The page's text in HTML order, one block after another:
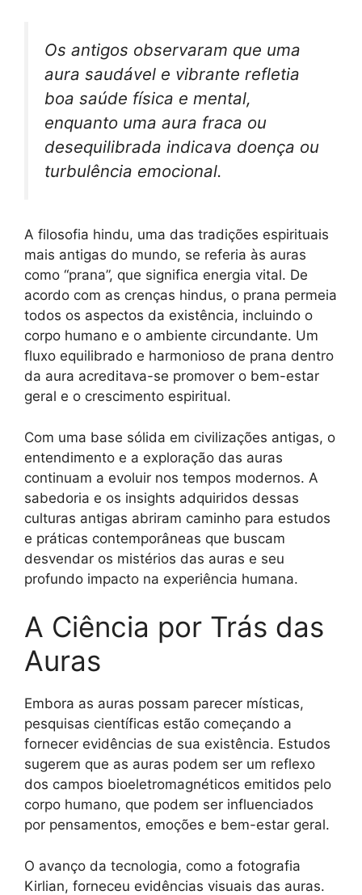
Os antigos observaram que uma
aura saudável e vibrante refletia
boa saúde física e mental,
enquanto uma aura fraca ou
desequilibrada indicava doença ou
turbulência emocional.
A filosofia hindu, uma das tradições espirituais
mais antigas do mundo, se referia às auras
como “prana”, que significa energia vital. De
acordo com as crenças hindus, o prana permeia
todos os aspectos da existência, incluindo o
corpo humano e o ambiente circundante. Um
fluxo equilibrado e harmonioso de prana dentro
da aura acreditava-se promover o bem-estar
geral e o crescimento espiritual.
Com uma base sólida em civilizações antigas, o
entendimento e a exploração das auras
continuam a evoluir nos tempos modernos. A
sabedoria e os insights adquiridos dessas
culturas antigas abriram caminho para estudos
e práticas contemporâneas que buscam
desvendar os mistérios das auras e seu
profundo impacto na experiência humana.
A Ciência por Trás das
Auras
Embora as auras possam parecer místicas,
pesquisas científicas estão começando a
fornecer evidências de sua existência. Estudos
sugerem que as auras podem ser um reflexo
dos campos bioeletromagnéticos emitidos pelo
corpo humano, que podem ser influenciados
por pensamentos, emoções e bem-estar geral.
O avanço da tecnologia, como a fotografia
Kirlian, forneceu evidências visuais das auras.